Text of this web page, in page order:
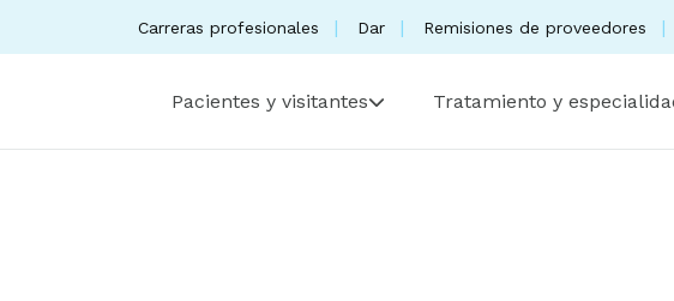
Carreras profesionales Dar Remisiones de proveedores
Pacientes y visitantes Tratamiento y